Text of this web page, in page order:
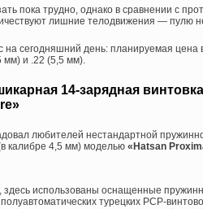
пока трудно, однако в сравнении с
лишние телодвижения — пулю
на сегодняшний день: планируемая
и .22 (5,5 мм).
14-зарядная
любителей нестандартной
калибре 4,5 мм) моделью «Hatsan
здесь использованы оснащенные
турецких PCP-